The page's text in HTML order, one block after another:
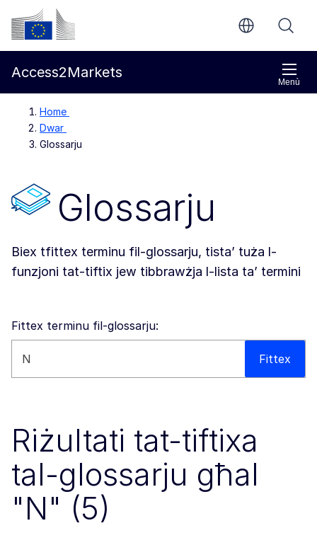
Mur għall-kontenut ewlieni
Kummissjoni Ewropea
Menù
Access2Markets
Home
Dwar
Glossarju
Glossarju
Biex tfittex terminu fil-glossarju, tista’ tuża l-
funzjoni tat-tiftix jew tibbrawżja l-lista ta’ termini
Fittex terminu fil-glossarju:
Fittex dan is-sit web Fittex
Riżultati tat-tiftixa
tal-glossarju għal
"N" (5)